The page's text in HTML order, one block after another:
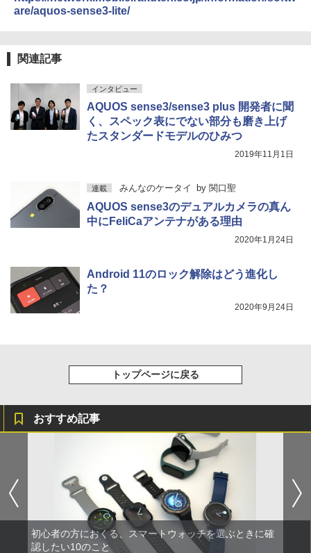
are/aquos-sense3-lite/
関連記事
インタビュー
AQUOS sense3/sense3 plus 開発者に聞
く、スペック表にでない部分も磨き上げ
たスタンダードモデルのひみつ
2019年11月1日
連載 みんなのケータイ by 関口聖
AQUOS sense3のデュアルカメラの真ん
中にFeliCaアンテナがある理由
2020年1月24日
Android 11のロック解除はどう進化し
た？
2020年9月24日
トップページに戻る
おすすめ記事
初心者の方におくる、スマートウォッチを選ぶときに確
認したい10のこと